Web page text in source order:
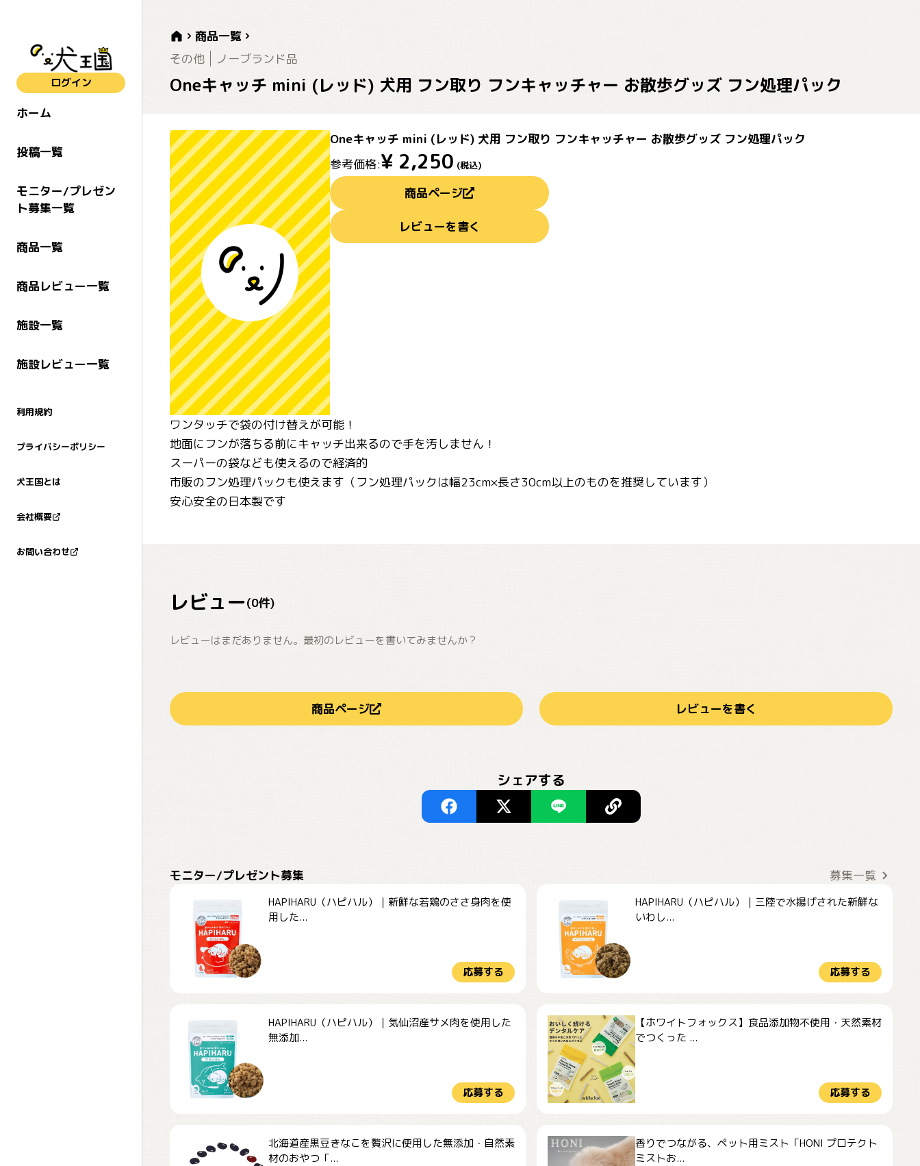
ログイン
ホーム
投稿一覧
モニター/プレゼン
ト募集一覧
商品一覧
商品レビュー一覧
施設一覧
施設レビュー一覧
利用規約
プライバシーポリシー
犬王国とは
会社概要
お問い合わせ
商品一覧
その他
ノーブランド品
Oneキャッチ mini (レッド) 犬用 フン取り フンキャッチャー お散歩グッズ フン処理パック
Oneキャッチ mini (レッド) 犬用 フン取り フンキャッチャー お散歩グッズ フン処理パック
参考価格:¥ 2,250 (税込)
商品ページ
レビューを書く
ワンタッチで袋の付け替えが可能！
地面にフンが落ちる前にキャッチ出来るので手を汚しません！
スーパーの袋なども使えるので経済的
市販のフン処理パックも使えます（フン処理パックは幅23cm×長さ30cm以上のものを推奨しています）
安心安全の日本製です
レビュー(0件)
レビューはまだありません。最初のレビューを書いてみませんか？
商品ページ レビューを書く
シェアする
モニター/プレゼント募集 募集一覧
HAPIHARU（ハピハル）｜新鮮な若鶏のささ身肉を使
用した...
応募する
HAPIHARU（ハピハル）｜三陸で水揚げされた新鮮な
いわし...
応募する
HAPIHARU（ハピハル）｜気仙沼産サメ肉を使用した
無添加...
応募する
【ホワイトフォックス】食品添加物不使用・天然素材
でつくった ...
応募する
北海道産黒豆きなこを贅沢に使用した無添加・自然素
材のおやつ「...
香りでつながる、ペット用ミスト「HONI プロテクト
ミストお...